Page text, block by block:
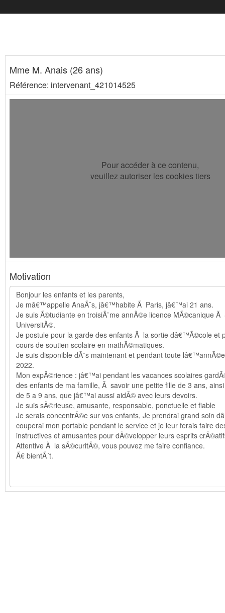
Mme M. Anais (26 ans)
Référence: intervenant_421014525
Pour accéder à ce contenu,
veuillez autoriser les cookies tiers
Motivation